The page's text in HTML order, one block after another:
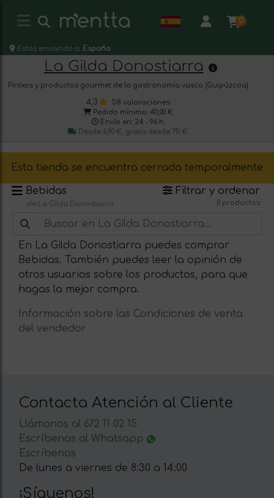
0
Estás enviando a: España
La Gilda Donostiarra
Pintxos y productos gourmet de la gastronomía vasca (Guipúzcoa)
4,3
58 valoraciones
Pedido mínimo: 40,00 €
Envío en: 24 - 96 h
Desde 6,90 €, gratis desde 75 €
Esta tienda se encuentra cerrada temporalmente
Bebidas
de La Gilda Donostiarra
Filtrar y ordenar
0 productos
En La Gilda Donostiarra puedes comprar
Bebidas. También puedes leer la opinión de
otros usuarios sobre los productos, para que
hagas la mejor compra.
Información sobre las Condiciones de venta
del vendedor
Contacta Atención al Cliente
Llámanos al 672 11 02 15
Escríbenos al Whatsapp
Escríbenos
De lunes a viernes de 8:30 a 14:00
¡Síguenos!